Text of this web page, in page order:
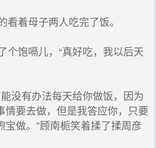
着母子两人吃完了饭。
饱嗝儿，“真好吃，我以后天
没有办法每天给你做饭，因为
情要去做，但是我答应你，只要
宝做。”顾南栀笑着揉了揉周彦